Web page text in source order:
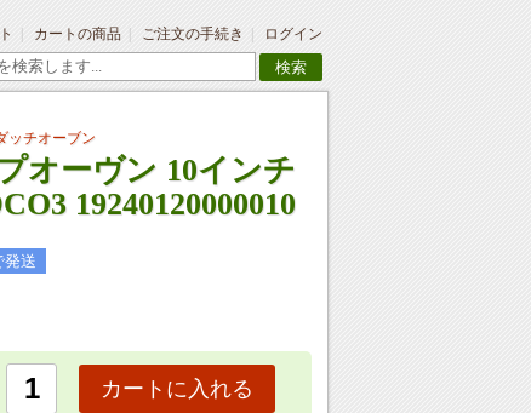
カートの商品 ご注文の手続き ログイン
検索
ッチオーブン
オーヴン 10インチ
19240120000010
発送
カートに入れる